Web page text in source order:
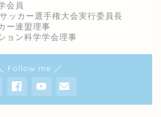
会員
ッカー選手権大会実行委員長
ー連盟理事
ョン科学学会理事
Follow me ／